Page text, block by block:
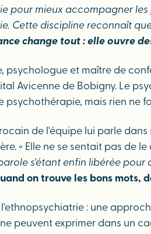
pour mieux accompagner
Cette discipline reconnaît
change tout : elle ouvre
psychologue et maître de
Avicenne de Bobigny. Le
psychothérapie, mais rien ne
de l'équipe lui parle
« Elle ne se sentait pas de
s'étant enfin libérée pour
on trouve les bons mots,
: une
peuvent exprimer dans un